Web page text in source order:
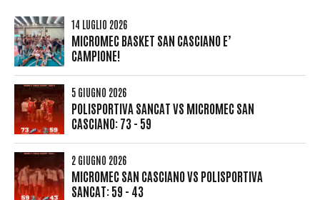
14 LUGLIO 2026
MICROMEC BASKET SAN CASCIANO E’
CAMPIONE!
5 GIUGNO 2026
POLISPORTIVA SANCAT VS MICROMEC SAN
CASCIANO: 73 - 59
2 GIUGNO 2026
MICROMEC SAN CASCIANO VS POLISPORTIVA
SANCAT: 59 - 43